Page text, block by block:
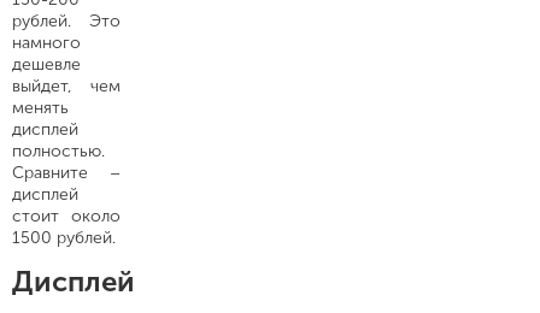
рублей. Это
намного
дешевле
выйдет, чем
менять
дисплей
полностью.
Сравните –
дисплей
стоит около
1500 рублей.
Дисплей